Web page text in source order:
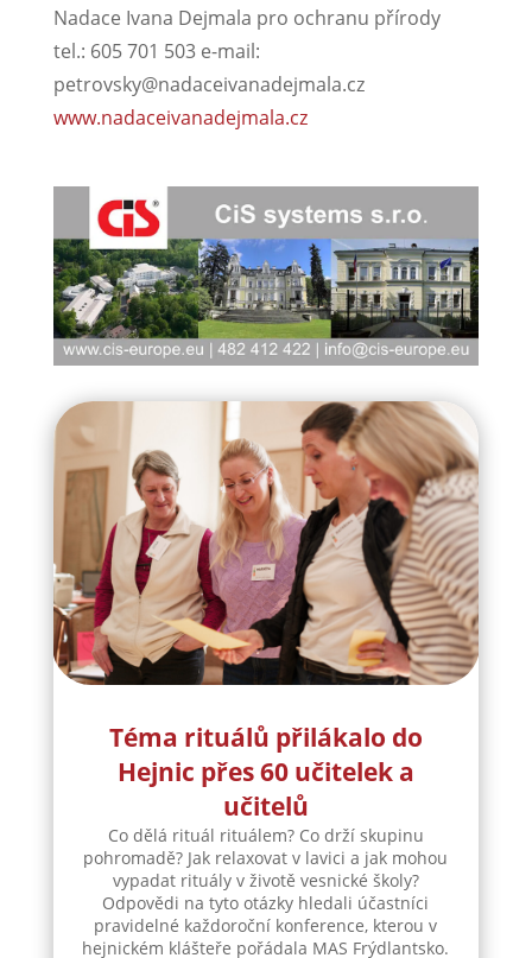
Nadace Ivana Dejmala pro ochranu přírody
tel.: 605 701 503 e-mail:
petrovsky@nadaceivanadejmala.cz
www.nadaceivanadejmala.cz
Téma rituálů přilákalo do
Hejnic přes 60 učitelek a
učitelů
Co dělá rituál rituálem? Co drží skupinu
pohromadě? Jak relaxovat v lavici a jak mohou
vypadat rituály v životě vesnické školy?
Odpovědi na tyto otázky hledali účastníci
pravidelné každoroční konference, kterou v
hejnickém klášteře pořádala MAS Frýdlantsko.